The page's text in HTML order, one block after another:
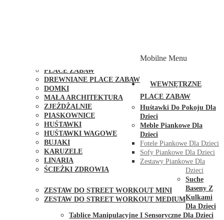
PLACE ZABAW
DREWNIANE PLACE ZABAW
DOMKI
MAŁA ARCHITEKTURA
ZJEŻDŻALNIE
PIASKOWNICE
HUŚTAWKI
HUŚTAWKI WAGOWE
BUJAKI
KARUZELE
LINARIA
ŚCIEŻKI ZDROWIA
ZESTAW DO STREET WORKOUT MINI
ZESTAW DO STREET WORKOUT MEDIUM
Mobilne Menu
WEWNĘTRZNE
PLACE ZABAW
Huśtawki Do Pokoju Dla
Dzieci
Meble Piankowe Dla
Dzieci
Fotele Piankowe Dla Dzieci
Sofy Piankowe Dla Dzieci
Zestawy Piankowe Dla
Dzieci
Suche
Baseny Z
Kulkami
Dla Dzieci
Tablice Manipulacyjne I Sensoryczne Dla Dzieci